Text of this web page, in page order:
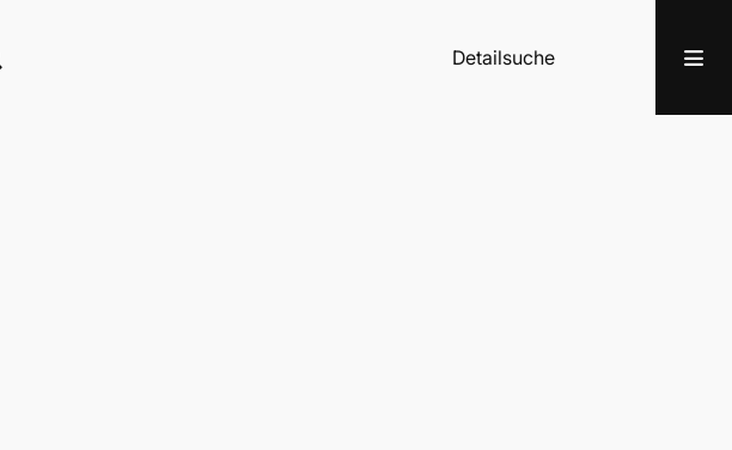
Detailsuche